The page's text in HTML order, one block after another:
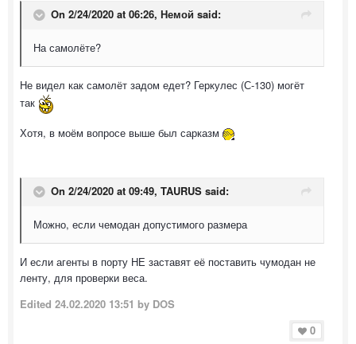
On 2/24/2020 at 06:26, Немой said:
На самолёте?
Не видел как самолёт задом едет? Геркулес (С-130) могёт
так
Хотя, в моём вопросе выше был сарказм
On 2/24/2020 at 09:49, TAURUS said:
Можно, если чемодан допустимого размера
И если агенты в порту НЕ заставят её поставить чумодан не
ленту, для проверки веса.
Edited 24.02.2020 13:51 by DOS
0